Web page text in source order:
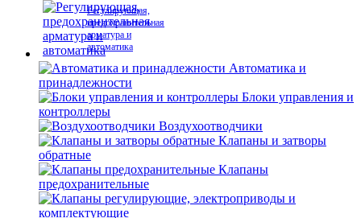
Регулирующая,
предохранительная
арматура и
автоматика
Автоматика и
принадлежности
Блоки управления и
контроллеры
Воздухоотводчики
Клапаны и затворы
обратные
Клапаны
предохранительные